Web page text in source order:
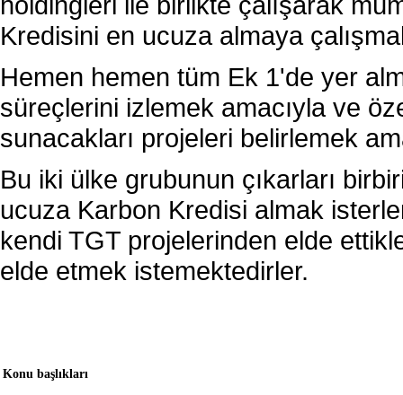
Kredisini en ucuza almaya
Hemen hemen tüm Ek 1'de yer
süreçlerini izlemek amacıyla ve
sunacakları projeleri belirlemek
Bu iki ülke grubunun çıkarları
ucuza Karbon Kredisi almak
kendi TGT projelerinden elde
elde etmek istemektedirler.
Konu başlıkları